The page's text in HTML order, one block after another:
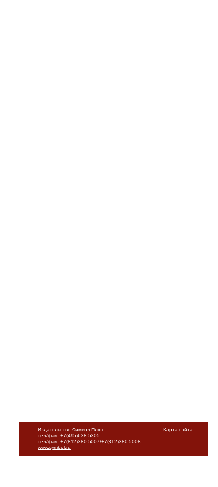
Карта сайта
Издательство Символ-Плюс
тел/факс +7(495)638-5305
тел/факс +7(812)380-5007/+7(812)380-5008
www.symbol.ru